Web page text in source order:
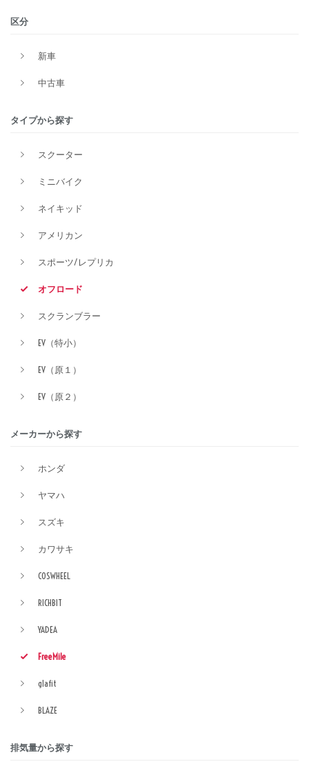
区分
新車
中古車
タイプから探す
スクーター
ミニバイク
ネイキッド
アメリカン
スポーツ/レプリカ
オフロード
スクランブラー
EV（特小）
EV（原１）
EV（原２）
メーカーから探す
ホンダ
ヤマハ
スズキ
カワサキ
COSWHEEL
RICHBIT
YADEA
FreeMile
glafit
BLAZE
排気量から探す
タイプ
価格